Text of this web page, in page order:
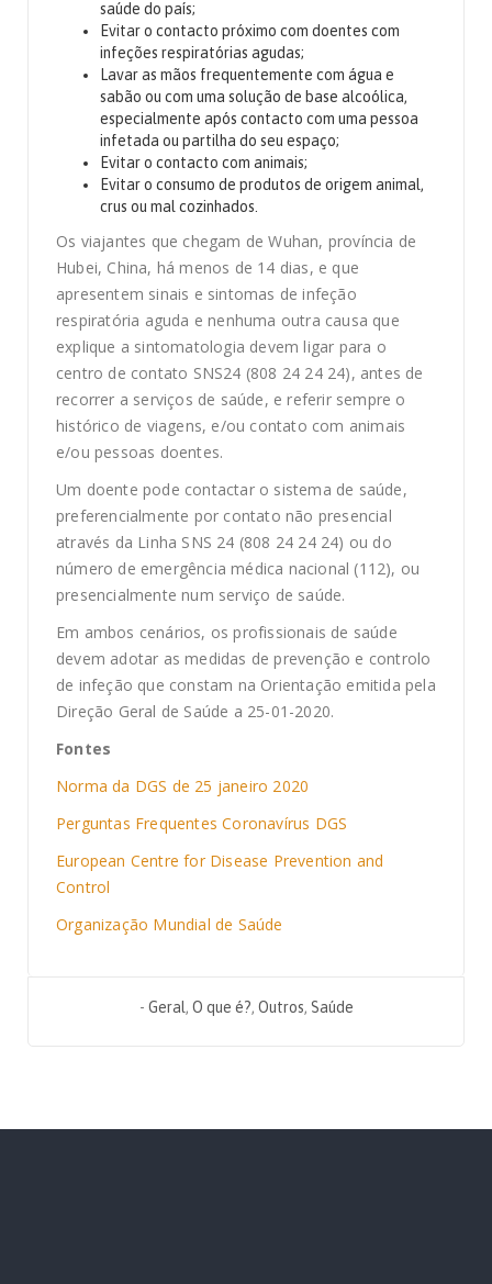
saúde do país;
Evitar o contacto próximo com doentes com
infeções respiratórias agudas;
Lavar as mãos frequentemente com água e
sabão ou com uma solução de base alcoólica,
especialmente após contacto com uma pessoa
infetada ou partilha do seu espaço;
Evitar o contacto com animais;
Evitar o consumo de produtos de origem animal,
crus ou mal cozinhados.
Os viajantes que chegam de Wuhan, província de
Hubei, China, há menos de 14 dias, e que
apresentem sinais e sintomas de infeção
respiratória aguda e nenhuma outra causa que
explique a sintomatologia devem ligar para o
centro de contato SNS24 (808 24 24 24), antes de
recorrer a serviços de saúde, e referir sempre o
histórico de viagens, e/ou contato com animais
e/ou pessoas doentes.
Um doente pode contactar o sistema de saúde,
preferencialmente por contato não presencial
através da Linha SNS 24 (808 24 24 24) ou do
número de emergência médica nacional (112), ou
presencialmente num serviço de saúde.
Em ambos cenários, os profissionais de saúde
devem adotar as medidas de prevenção e controlo
de infeção que constam na Orientação emitida pela
Direção Geral de Saúde a 25-01-2020.
Fontes
Norma da DGS de 25 janeiro 2020
Perguntas Frequentes Coronavírus DGS
European Centre for Disease Prevention and
Control
Organização Mundial de Saúde
- Geral, O que é?, Outros, Saúde